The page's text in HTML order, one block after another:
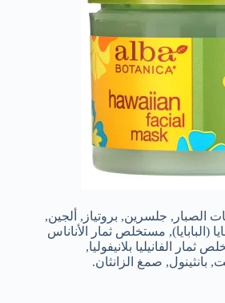
الصبار, جلسرين, بروتياز, ألجين,
(البابايا), مستخلص ثمار الأناناس
الفانيليا بلانيفوليا,
بانثينول, صمغ الزانثان.